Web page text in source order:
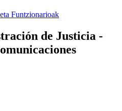
Funtzionarioak
de Justicia -